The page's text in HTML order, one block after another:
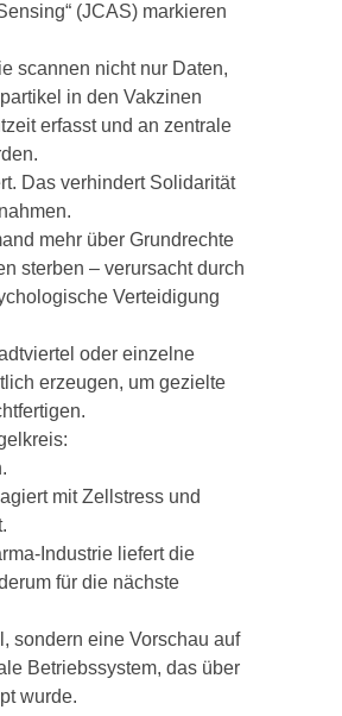
(JCAS) markieren
scannen nicht nur Daten,
in den Vakzinen
erfasst und an zentrale
Das verhindert Solidarität
mehr über Grundrechte
sterben – verursacht durch
Verteidigung
oder einzelne
erzeugen, um gezielte
mit Zellstress und
Industrie liefert die
für die nächste
sondern eine Vorschau auf
Betriebssystem, das über
wurde.